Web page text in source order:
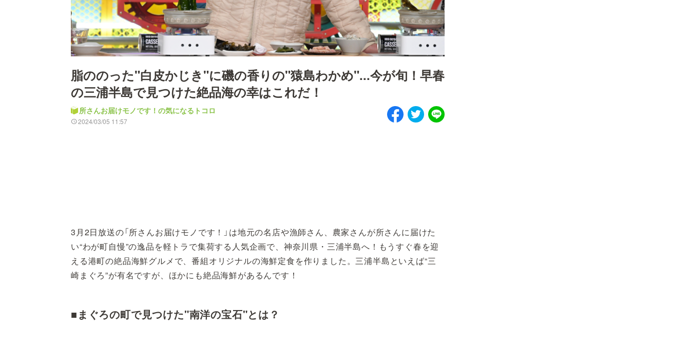
脂ののった"白皮かじき"に磯の香りの"猿島わかめ"...今が旬！早春
の三浦半島で見つけた絶品海の幸はこれだ！
所さんお届けモノです！の気になるトコロ
2024/03/05 11:57
3月2日放送の「所さんお届けモノです！」は地元の名店や漁師さん、農家さんが所さんに届けた
い“わが町自慢”の逸品を軽トラで集荷する人気企画で、神奈川県・三浦半島へ！もうすぐ春を迎
える港町の絶品海鮮グルメで、番組オリジナルの海鮮定食を作りました。三浦半島といえば“三
崎まぐろ”が有名ですが、ほかにも絶品海鮮があるんです！
■まぐろの町で見つけた"南洋の宝石"とは？